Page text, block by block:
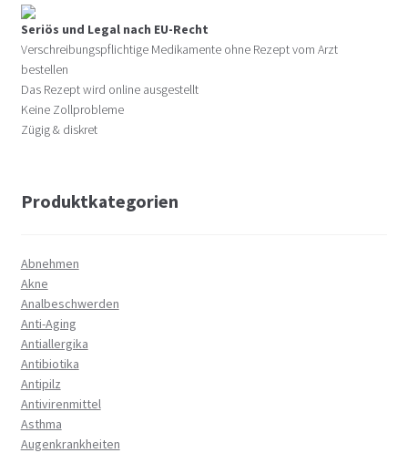
Seriös und Legal nach EU-Recht
Verschreibungspflichtige Medikamente ohne Rezept vom Arzt
bestellen
Das Rezept wird online ausgestellt
Keine Zollprobleme
Zügig & diskret
Produktkategorien
Abnehmen
Akne
Analbeschwerden
Anti-Aging
Antiallergika
Antibiotika
Antipilz
Antivirenmittel
Asthma
Augenkrankheiten